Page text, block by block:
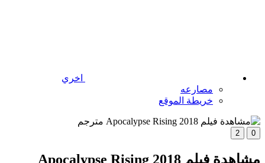
اخري
مصارعه
خريطة الموقع
0
2
مشاهدة فيلم Apocalypse Rising 2018